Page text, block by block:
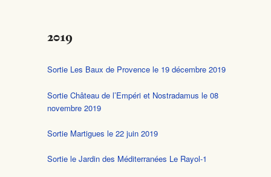
2019
Sortie Les Baux de Provence le 19 décembre 2019
Sortie Château de l’Empéri et Nostradamus le 08
novembre 2019
Sortie Martigues le 22 juin 2019
Sortie le Jardin des Méditerranées Le Rayol-1